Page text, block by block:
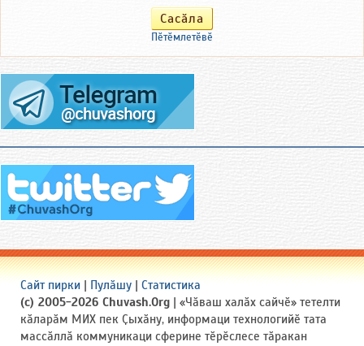
Пӗтӗмлетӗвӗ
Сайт пирки Пулӑшу
Статистика
(c) 2005-2026 Chuvash.Org | «Чӑваш халӑх сайчӗ» тетелти
кӑларӑм МИХ пек Ҫыхӑну, информаци технологийӗ тата
массӑллӑ коммуникаци сферине тӗрӗслесе тӑракан